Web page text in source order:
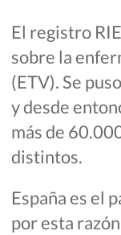
El registro
sobre la
(ETV). Se
y desde
más de
distintos.
España es el
por esta